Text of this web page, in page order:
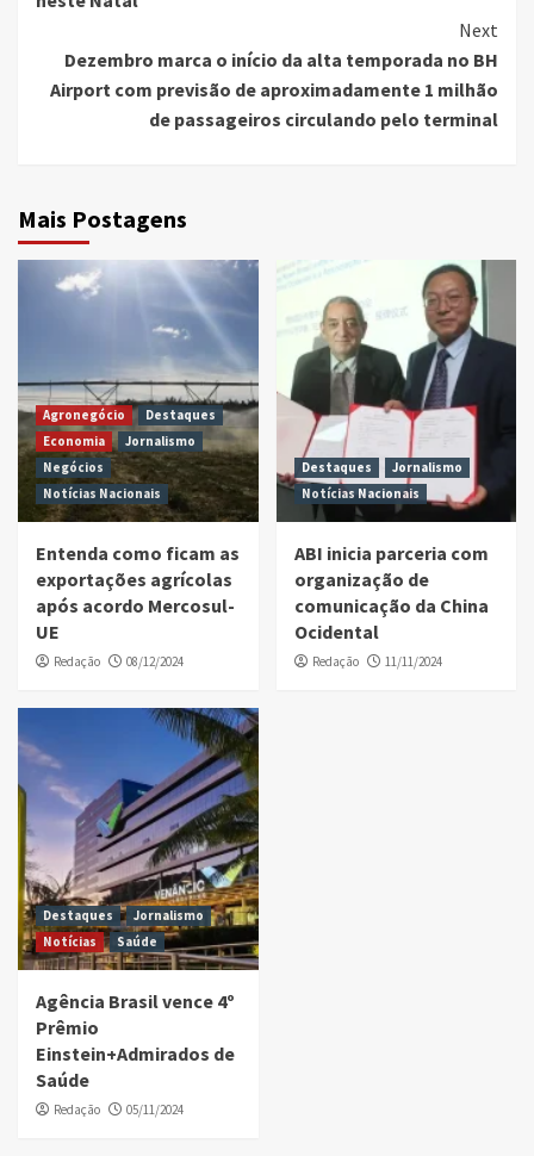
Next
Dezembro marca o início da alta temporada no BH
Airport com previsão de aproximadamente 1 milhão
de passageiros circulando pelo terminal
Mais Postagens
Agronegócio
Destaques
Economia
Jornalismo
Negócios
Notícias Nacionais
Entenda como ficam as
exportações agrícolas
após acordo Mercosul-
UE
Redação 08/12/2024
Destaques
Jornalismo
Notícias Nacionais
ABI inicia parceria com
organização de
comunicação da China
Ocidental
Redação 11/11/2024
Destaques
Jornalismo
Notícias
Saúde
Agência Brasil vence 4º
Prêmio
Einstein+Admirados de
Saúde
Redação 05/11/2024